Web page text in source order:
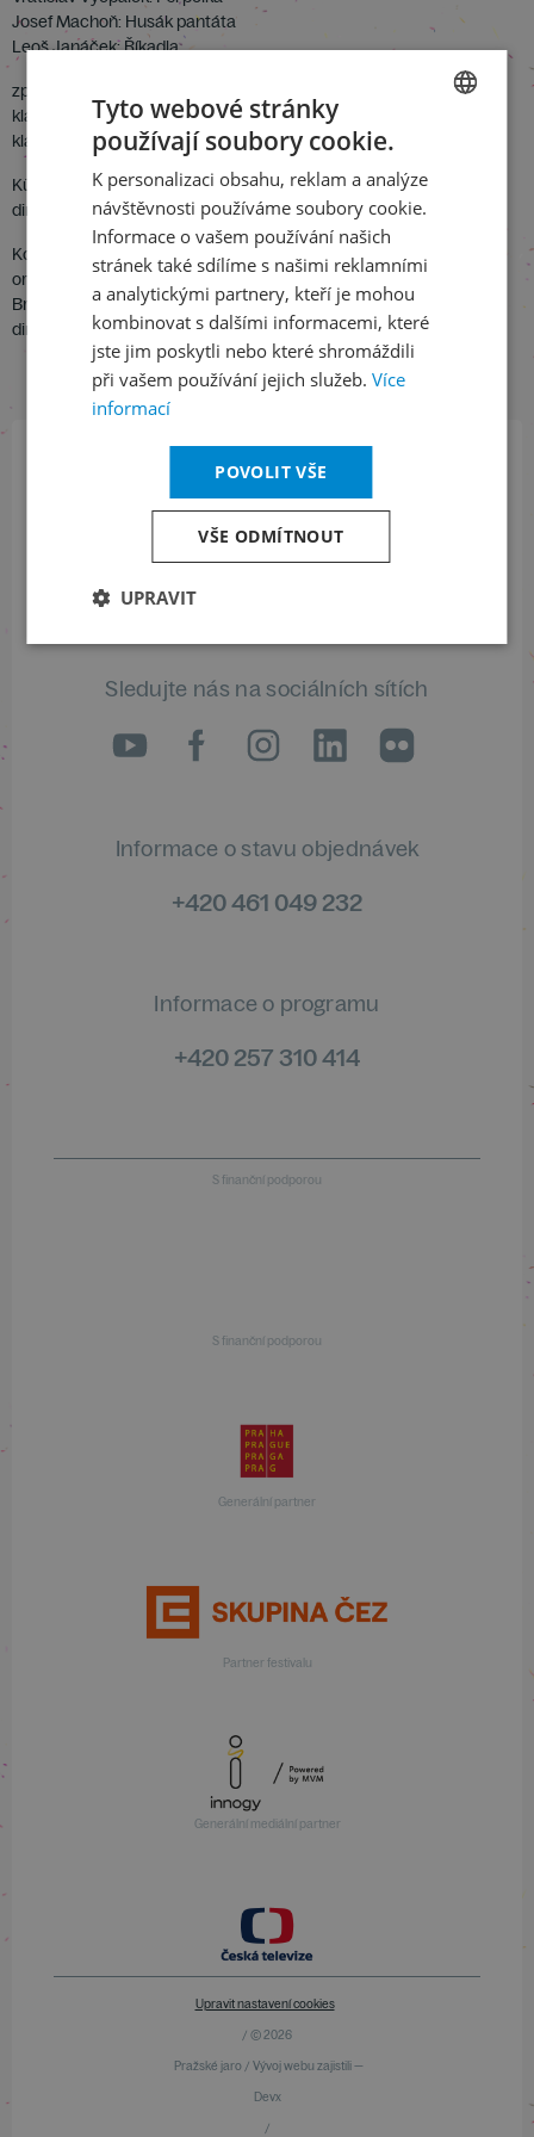
Josef Machoň: Husák pantáta
Leoš Janáček: Říkadla
zpěv: Ludmila Dvořáková
klavír: Marie Knotková, Pavel Štěpán
klarinety: Dr. Milan Kostohryz, Jindřich Mizera, Josef Charvát
Kühnův dětský sbor
dir . Jan Kühn
Komorní soubor
orchestr: Kostohryz, Mizera, Brázda, Mašek, Cerha, Petrovec,
Brettschneider, Tichý
dir. J. Bubeníček
Přihlaste se k našemu newsletteru
a buďte jako první v obraze
Sledujte nás na sociálních sítích
LinkedIn
flickr
Informace o stavu objednávek
+420 461 049 232
Informace o programu
+420 257 310 414
S finanční podporou
S finanční podporou
Generální partner
Partner festivalu
Generální mediální partner
Upravit nastavení cookies
/ © 2026
Pražské jaro / Vývoj webu zajistili —
Devx
/
ENGLISH
Tyto webové stránky
používají soubory cookie.
K personalizaci obsahu, reklam a analýze
návštěvnosti používáme soubory cookie.
Informace o vašem používání našich
stránek také sdílíme s našimi reklamními
a analytickými partnery, kteří je mohou
kombinovat s dalšími informacemi, které
jste jim poskytli nebo které shromáždili
při vašem používání jejich služeb. Více
informací
POVOLIT VŠE
VŠE ODMÍTNOUT
UPRAVIT